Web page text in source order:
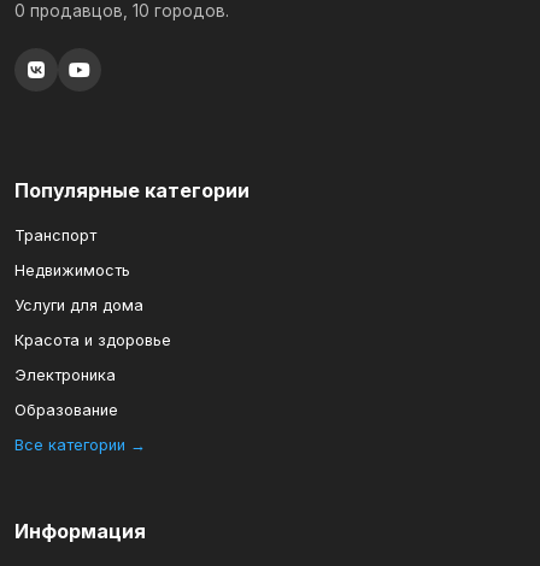
0 продавцов, 10 городов.
Популярные категории
Транспорт
Недвижимость
Услуги для дома
Красота и здоровье
Электроника
Образование
Все категории →
Информация